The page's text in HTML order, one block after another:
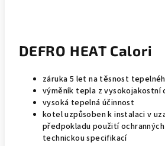
DEFRO HEAT Calori
záruka 5 let na těsnost
výměník tepla z
vysoká tepelná účinnost
kotel uzpůsoben k instalaci v
předpokladu použití
technickou specifikací